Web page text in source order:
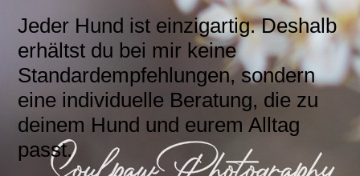
Jeder Hund ist einzigartig. Deshalb
erhältst du bei mir keine
Standardempfehlungen, sondern
eine individuelle Beratung, die zu
deinem Hund und eurem Alltag
passt.